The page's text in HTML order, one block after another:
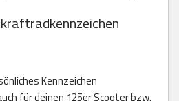
Kennzeichen
für deinen 125er Scooter bzw.